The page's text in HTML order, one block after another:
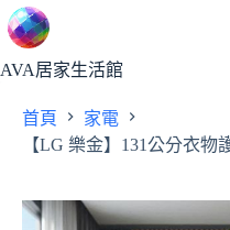
跳
至
主
AVA居家生活館
首頁
家電
【LG 樂金】131公分衣物